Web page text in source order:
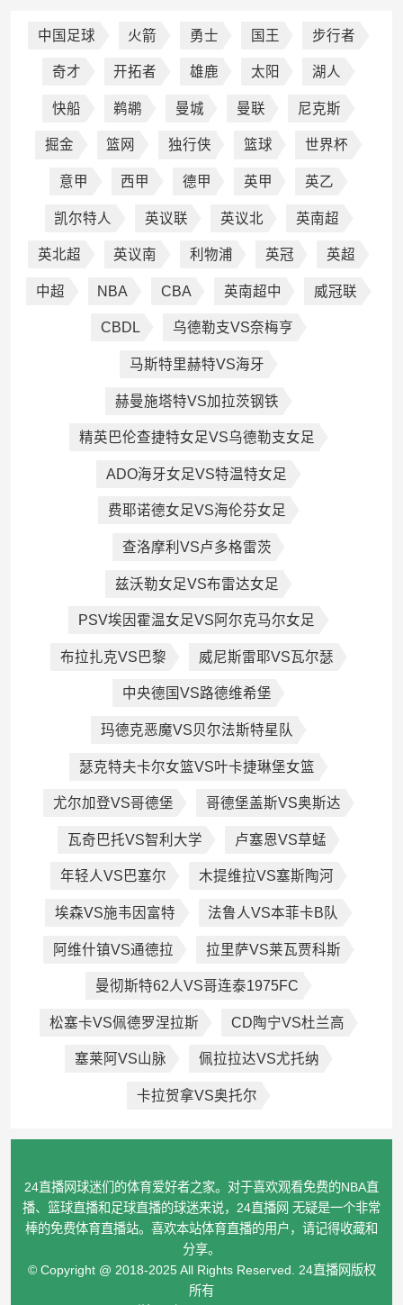
中国足球 火箭 勇士 国王 步行者
奇才 开拓者 雄鹿 太阳 湖人
快船 鹈鹕 曼城 曼联 尼克斯
掘金 篮网 独行侠 篮球 世界杯
意甲 西甲 德甲 英甲 英乙
凯尔特人 英议联 英议北 英南超
英北超 英议南 利物浦 英冠 英超
中超 NBA CBA 英南超中 威冠联
CBDL 乌德勒支VS奈梅亨
马斯特里赫特VS海牙
赫曼施塔特VS加拉茨钢铁
精英巴伦查捷特女足VS乌德勒支女足
ADO海牙女足VS特温特女足
费耶诺德女足VS海伦芬女足
查洛摩利VS卢多格雷茨
兹沃勒女足VS布雷达女足
PSV埃因霍温女足VS阿尔克马尔女足
布拉扎克VS巴黎 威尼斯雷耶VS瓦尔瑟
中央德国VS路德维希堡
玛德克恶魔VS贝尔法斯特星队
瑟克特夫卡尔女篮VS叶卡捷琳堡女篮
尤尔加登VS哥德堡 哥德堡盖斯VS奥斯达
瓦奇巴托VS智利大学 卢塞恩VS草蜢
年轻人VS巴塞尔 木提维拉VS塞斯陶河
埃森VS施韦因富特 法鲁人VS本菲卡B队
阿维什镇VS通德拉 拉里萨VS莱瓦贾科斯
曼彻斯特62人VS哥连泰1975FC
松塞卡VS佩德罗涅拉斯 CD陶宁VS杜兰高
塞莱阿VS山脉 佩拉拉达VS尤托纳
卡拉贺拿VS奥托尔
24直播网球迷们的体育爱好者之家。对于喜欢观看免费的NBA直
播、篮球直播和足球直播的球迷来说，24直播网 无疑是一个非常
棒的免费体育直播站。喜欢本站体育直播的用户，请记得收藏和
分享。
© Copyright @ 2018-2025 All Rights Reserved. 24直播网版权
所有